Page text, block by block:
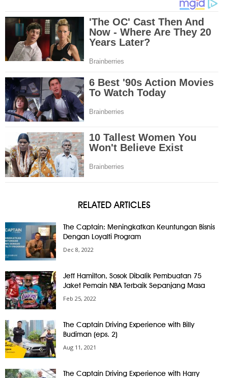
RELATED ARTICLES
The Captain: Meningkatkan Keuntungan Bisnis
Dengan Loyalti Program
Dec 8, 2022
Jeff Hamilton, Sosok Dibalik Pembuatan 75
Jaket Pemain NBA Terbaik Sepanjang Masa
Feb 25, 2022
The Captain Driving Experience with Billy
Budiman (eps. 2)
Aug 11, 2021
The Captain Driving Experience with Harry